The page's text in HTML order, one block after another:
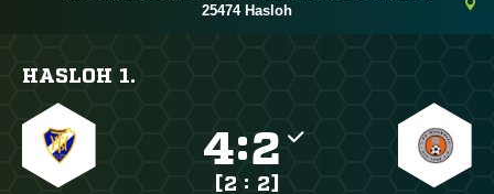
25474 Hasloh
HASLOH 1.
:
[2 : 2]